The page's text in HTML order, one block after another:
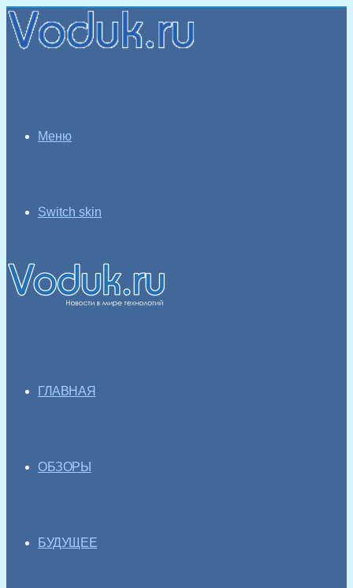
Меню
Switch skin
ГЛАВНАЯ
ОБЗОРЫ
БУДУЩЕЕ